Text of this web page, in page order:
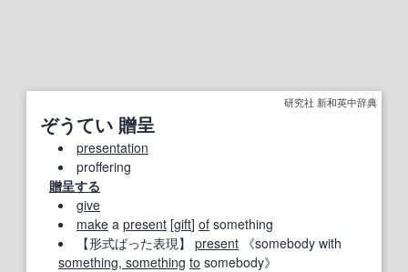
研究社 新和英中辞典
ぞうてい 贈呈
presentation
proffering
贈呈する
give
make a present [gift] of something
【形式ばった表現】 present 《somebody with
something, something to somebody》